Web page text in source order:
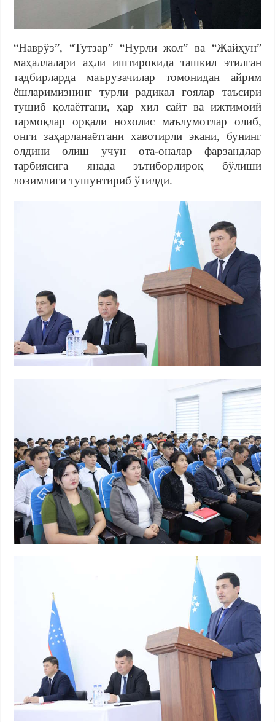
“Наврўз”, “Тутзар” “Нурли жол” ва “Жайҳун”
маҳаллалари аҳли иштирокида ташкил этилган
тадбирларда маърузачилар томонидан айрим
ёшларимизнинг турли радикал ғоялар таъсири
тушиб қолаётгани, ҳар хил сайт ва ижтимоий
тармоқлар орқали нохолис маълумотлар олиб,
онги заҳарланаётгани хавотирли экани, бунинг
олдини олиш учун ота-оналар фарзандлар
тарбиясига янада эътиборлироқ бўлиши
лозимлиги тушунтириб ўтилди.